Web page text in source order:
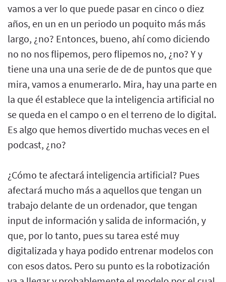
vamos a ver lo que puede pasar en cinco o diez
años, en un en un periodo un poquito más más
largo, ¿no? Entonces, bueno, ahí como diciendo
no no nos flipemos, pero flipemos no, ¿no? Y y
tiene una una una serie de de de puntos que que
mira, vamos a enumerarlo. Mira, hay una parte en
la que él establece que la inteligencia artificial no
se queda en el campo o en el terreno de lo digital.
Es algo que hemos divertido muchas veces en el
podcast, ¿no?
¿Cómo te afectará inteligencia artificial? Pues
afectará mucho más a aquellos que tengan un
trabajo delante de un ordenador, que tengan
input de información y salida de información, y
que, por lo tanto, pues su tarea esté muy
digitalizada y haya podido entrenar modelos con
con esos datos. Pero su punto es la robotización